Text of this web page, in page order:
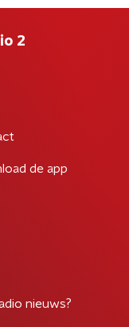
2
de app
nieuws?